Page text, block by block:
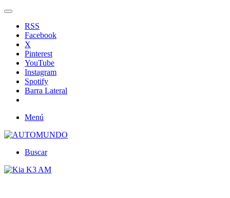
RSS
Facebook
X
Pinterest
YouTube
Instagram
Spotify
Barra Lateral
Menú
Buscar